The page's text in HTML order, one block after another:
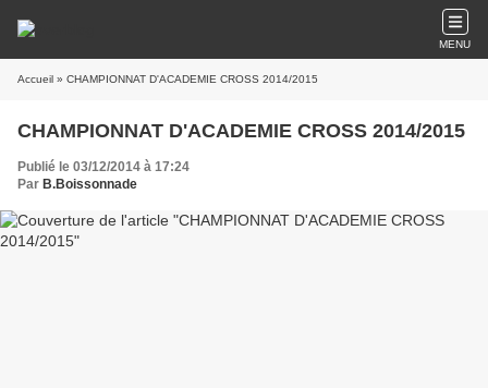
MENU
Accueil » CHAMPIONNAT D'ACADEMIE CROSS 2014/2015
CHAMPIONNAT D'ACADEMIE CROSS 2014/2015
Publié le 03/12/2014 à 17:24
Par B.Boissonnade